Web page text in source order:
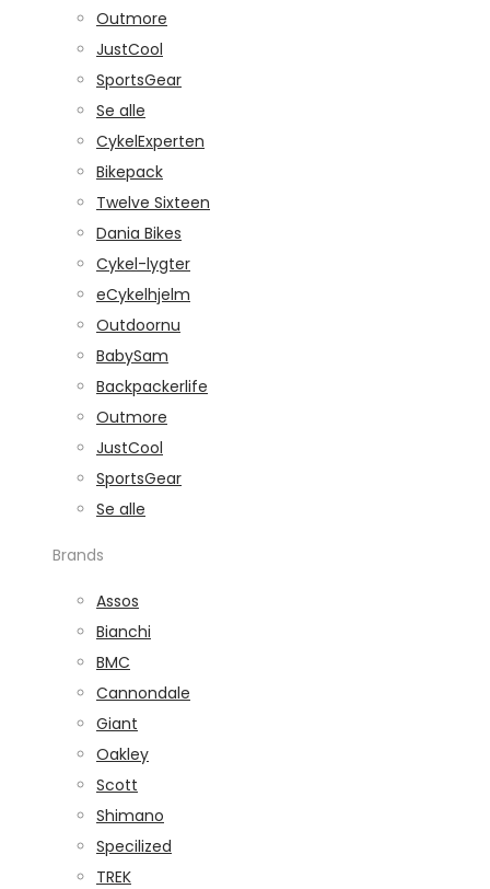
Outmore
JustCool
SportsGear
Se alle
CykelExperten
Bikepack
Twelve Sixteen
Dania Bikes
Cykel-lygter
eCykelhjelm
Outdoornu
BabySam
Backpackerlife
Outmore
JustCool
SportsGear
Se alle
Brands
Assos
Bianchi
BMC
Cannondale
Giant
Oakley
Scott
Shimano
Specilized
TREK